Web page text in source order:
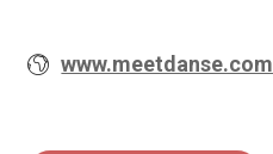
www.meetdanse.com